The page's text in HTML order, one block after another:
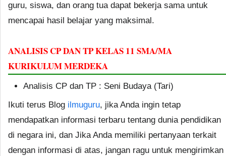
guru, siswa, dan orang tua dapat bekerja sama untuk
mencapai hasil belajar yang maksimal.
ANALISIS CP DAN TP KELAS 11 SMA/MA
KURIKULUM MERDEKA
Analisis CP dan TP : Seni Budaya (Tari)
Ikuti terus Blog ilmuguru, jika Anda ingin tetap
mendapatkan informasi terbaru tentang dunia pendidikan
di negara ini, dan Jika Anda memiliki pertanyaan terkait
dengan informasi di atas, jangan ragu untuk mengirimkan